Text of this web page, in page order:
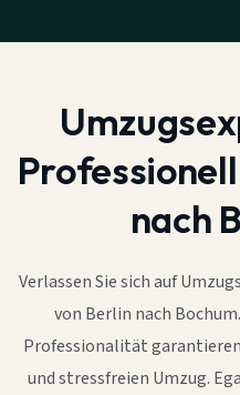
nach
Verlassen Sie sich auf
von Berlin nach
Professionalität
und stressfreien Umzug.